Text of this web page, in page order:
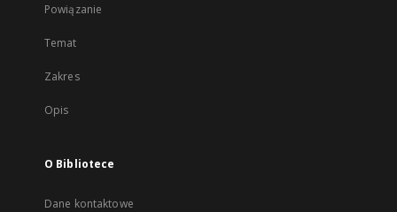
Powiązanie
Temat
Zakres
Opis
O Bibliotece
Dane kontaktowe